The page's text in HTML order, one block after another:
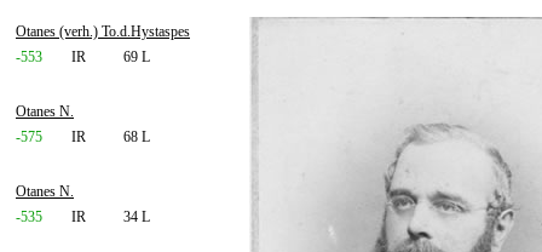
Otanes (verh.) To.d.Hystaspes
-553
IR 69 L
Otanes N.
-575
IR 68 L
Otanes N.
-535
IR 34 L